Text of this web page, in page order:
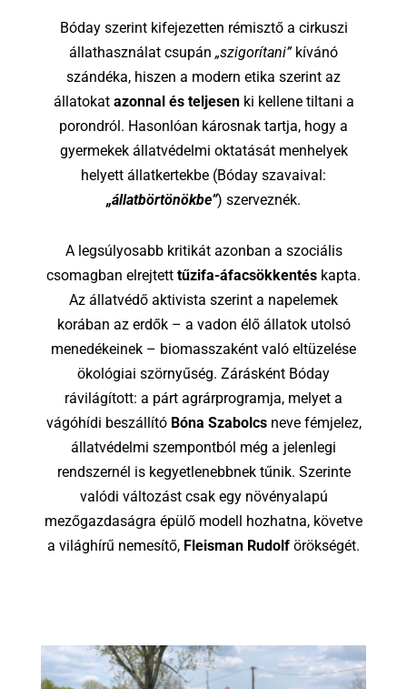
Bóday szerint kifejezetten rémisztő a cirkuszi
állathasználat csupán „szigorítani”kívánó
szándéka, hiszen a modern etika szerint az
állatokat azonnal és teljesenki kellene tiltani a
porondról. Hasonlóan károsnak tartja, hogy a
gyermekek állatvédelmi oktatását menhelyek
helyett állatkertekbe (Bóday szavaival:
„állatbörtönökbe”) szerveznék.
A legsúlyosabb kritikát azonban a szociális
csomagban elrejtett tűzifa-áfacsökkentés kapta.
Az állatvédő aktivista szerint a napelemek
korában az erdők – a vadon élő állatok utolsó
menedékeinek – biomasszaként való eltüzelése
ökológiai szörnyűség. Zárásként Bóday
rávilágított: a párt agrárprogramja, melyet a
vágóhídi beszállító Bóna Szabolcsneve fémjelez,
állatvédelmi szempontból még a jelenlegi
rendszernél is kegyetlenebbnek tűnik. Szerinte
valódi változást csak egy növényalapú
mezőgazdaságra épülő modell hozhatna, követve
a világhírű nemesítő, Fleisman Rudolf örökségét.